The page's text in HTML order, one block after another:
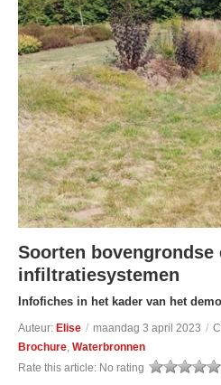
Soorten bovengrondse
infiltratiesystemen
Infofiches in het kader van het
Auteur: Elise / maandag 3 april 2023 /
Brochure Waterbronnen
Rate this article: No rating